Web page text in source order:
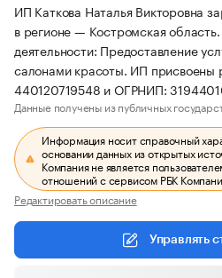
ИП Каткова Наталья Викторовна
в регионе — Костромская
деятельности: Предоставление
салонами красоты. ИП присвоены
440120719548 и ОГРНИП:
Данные получены из публичных
Информация носит справочный
основании данных из открытых
Компания не является
отношений с сервисом РБК
Редактировать описание
Управлять